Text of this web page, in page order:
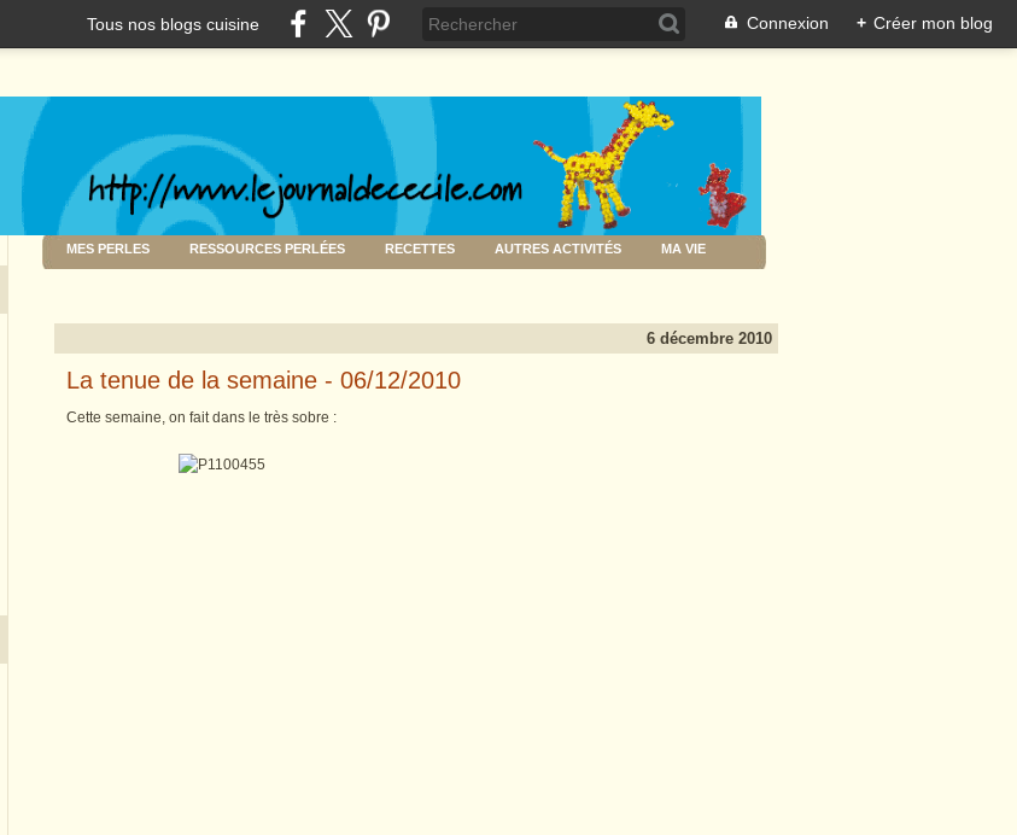
Tous nos blogs cuisine Connexion + Créer mon blog
MES PERLES RESSOURCES PERLÉES RECETTES AUTRES ACTIVITÉS MA VIE
6 décembre 2010
La tenue de la semaine - 06/12/2010
Cette semaine, on fait dans le très sobre :